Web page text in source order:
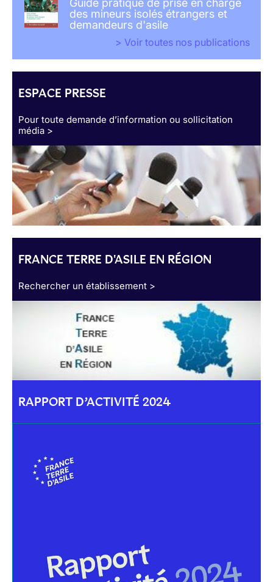
Guide pratique de prise en charge
des mineurs isolés étrangers et
demandeurs d'asile
> Voir toutes nos publications
ESPACE PRESSE
Pour toute demande d’information ou sollicitation
média >
FRANCE TERRE D'ASILE EN RÉGION
Rechercher un établissement >
RAPPORT D’ACTIVITÉ 2024